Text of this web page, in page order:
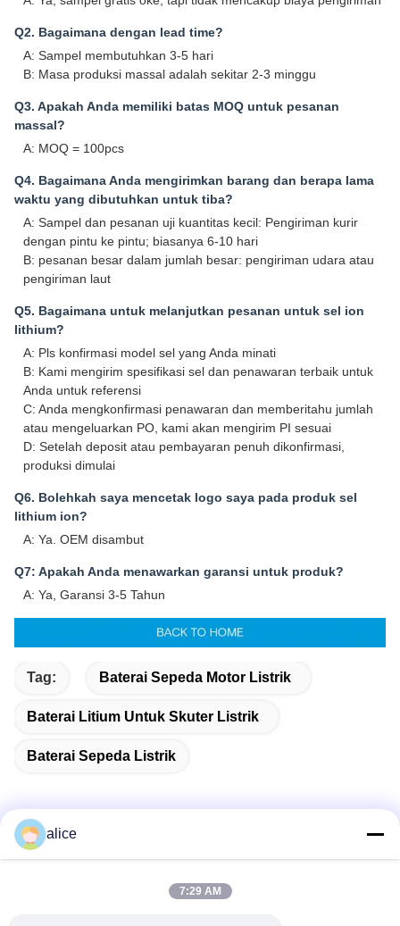
Q2. Bagaimana dengan lead time?
A: Sampel membutuhkan 3-5 hari
B: Masa produksi massal adalah sekitar 2-3 minggu
Q3. Apakah Anda memiliki batas MOQ untuk pesanan
massal?
A: MOQ = 100pcs
Q4. Bagaimana Anda mengirimkan barang dan berapa lama
waktu yang dibutuhkan untuk tiba?
A: Sampel dan pesanan uji kuantitas kecil: Pengiriman kurir
dengan pintu ke pintu; biasanya 6-10 hari
B: pesanan besar dalam jumlah besar: pengiriman udara atau
pengiriman laut
Q5. Bagaimana untuk melanjutkan pesanan untuk sel ion
lithium?
A: Pls konfirmasi model sel yang Anda minati
B: Kami mengirim spesifikasi sel dan penawaran terbaik untuk
Anda untuk referensi
C: Anda mengkonfirmasi penawaran dan memberitahu jumlah
atau mengeluarkan PO, kami akan mengirim PI sesuai
D: Setelah deposit atau pembayaran penuh dikonfirmasi,
produksi dimulai
Q6. Bolehkah saya mencetak logo saya pada produk sel
lithium ion?
A: Ya. OEM disambut
Q7: Apakah Anda menawarkan garansi untuk produk?
A: Ya, Garansi 3-5 Tahun
Tag: Baterai Sepeda Motor Listrik
Baterai Litium Untuk Skuter Listrik
Baterai Sepeda Listrik
alice
7:29 AM